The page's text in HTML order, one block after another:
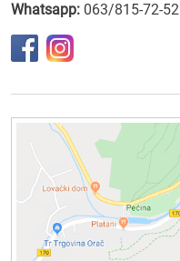
Whatsapp: 063/815-72-52